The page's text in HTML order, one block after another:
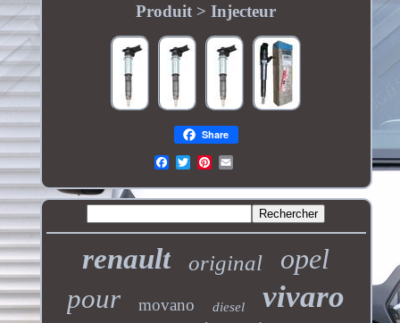
Produit > Injecteur
Share
renault original opel
pour movano diesel vivaro